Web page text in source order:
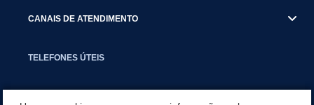
CANAIS DE ATENDIMENTO
TELEFONES ÚTEIS